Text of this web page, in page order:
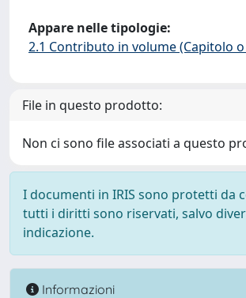
Appare nelle tipologie:
2.1 Contributo in volume (Capitolo
File in questo prodotto:
Non ci sono file associati a questo
I documenti in IRIS sono protetti da
tutti i diritti sono riservati, salvo
indicazione.
Informazioni